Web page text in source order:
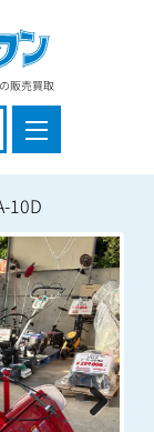
の販売買取
10D